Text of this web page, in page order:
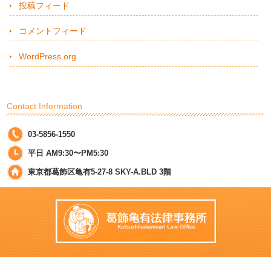
投稿フィード
コメントフィード
WordPress.org
Contact Information
03-5856-1550
平日 AM9:30〜PM5:30
東京都葛飾区亀有5-27-8 SKY-A.BLD 3階